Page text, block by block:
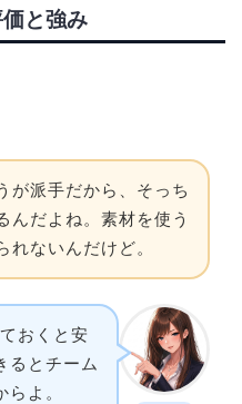
と強み
が派手だから、そっち
んだよね。素材を使う
れないんだけど。
おくと安
るとチーム
よ。